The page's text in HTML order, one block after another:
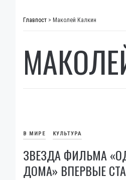
Главпост > Маколей Калкин
В МИРЕ КУЛЬТУРА
ЗВЕЗДА ФИЛЬМА
ДОМА» ВПЕРВЫЕ